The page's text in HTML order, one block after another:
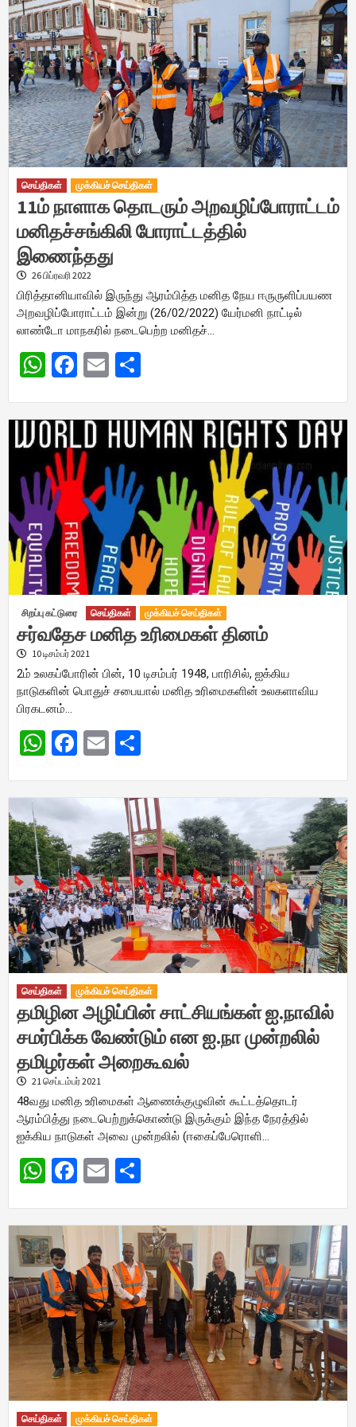
செய்திகள் முக்கியச் செய்திகள்
11ம் நாளாக தொடரும் அறவழிப்போராட்டம்
மனிதச்சங்கிலி போராட்டத்தில்
இணைந்தது
26 பிப்ரவரி 2022
பிரித்தானியாவில் இருந்து ஆரம்பித்த மனித நேய ஈருருளிப்பயண
அறவழிப்போராட்டம் இன்று (26/02/2022) யேர்மனி நாட்டில்
லாண்டோ மாநகரில் நடைபெற்ற மனிதச்…
WhatsApp
Facebook
Email
சிறப்பு கட்டுரை செய்திகள் முக்கியச் செய்திகள்
சர்வதேச மனித உரிமைகள் தினம்
10 டிசம்பர் 2021
2ம் உலகப்போரின் பின், 10 டிசம்பர் 1948, பாரிசில், ஐக்கிய
நாடுகளின் பொதுச் சபையால் மனித உரிமைகளின் உலகளாவிய
பிரகடனம்…
WhatsApp
Facebook
Email
செய்திகள் முக்கியச் செய்திகள்
தமிழின அழிப்பின் சாட்சியங்கள் ஐ.நாவில்
சமர்பிக்க வேண்டும் என ஐ.நா முன்றலில்
தமிழர்கள் அறைகூவல்
21 செப்டம்பர் 2021
48வது மனித உரிமைகள் ஆணைக்குழுவின் கூட்டத்தொடர்
ஆரம்பித்து நடைபெற்றுக்கொண்டு இருக்கும் இந்த நேரத்தில்
ஐக்கிய நாடுகள் அவை முன்றலில் (ஈகைப்பேரொளி…
WhatsApp
Facebook
Email
செய்திகள் முக்கியச் செய்திகள்